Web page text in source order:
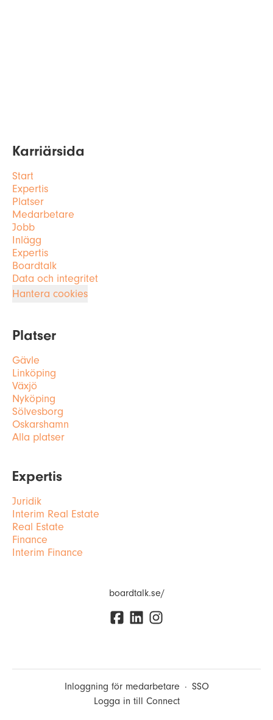
Karriärsida
Start
Expertis
Platser
Medarbetare
Jobb
Inlägg
Expertis
Boardtalk
Data och integritet
Hantera cookies
Platser
Gävle
Linköping
Växjö
Nyköping
Sölvesborg
Oskarshamn
Alla platser
Expertis
Juridik
Interim Real Estate
Real Estate
Finance
Interim Finance
boardtalk.se/
Inloggning för medarbetare · SSO
Logga in till Connect